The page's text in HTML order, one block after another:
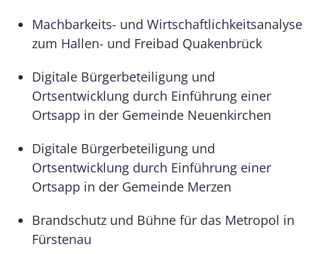
Machbarkeits- und Wirtschaftlichkeitsanalyse
zum Hallen- und Freibad Quakenbrück
Digitale Bürgerbeteiligung und
Ortsentwicklung durch Einführung einer
Ortsapp in der Gemeinde Neuenkirchen
Digitale Bürgerbeteiligung und
Ortsentwicklung durch Einführung einer
Ortsapp in der Gemeinde Merzen
Brandschutz und Bühne für das Metropol in
Fürstenau